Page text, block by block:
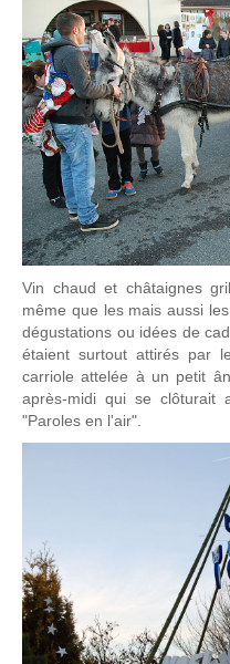
Vin chaud et châtaignes
même que les mais aussi
dégustations ou idées de
étaient surtout attirés par
carriole attelée à un petit
après-midi qui se clôturait
"Paroles en l'air".